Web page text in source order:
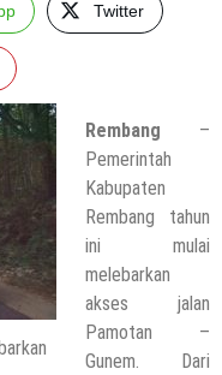
Twitter
Rembang –
Pemerintah
Kabupaten
Rembang tahun
ini mulai
melebarkan
akses jalan
Pamotan –
Gunem. Dari